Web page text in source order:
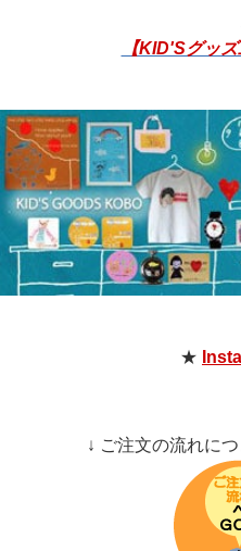
【KID'Sグッ
★
↓ ご注文の流れに